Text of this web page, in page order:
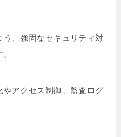
、強固なセキュリティ対
やアクセス制御、監査ログ